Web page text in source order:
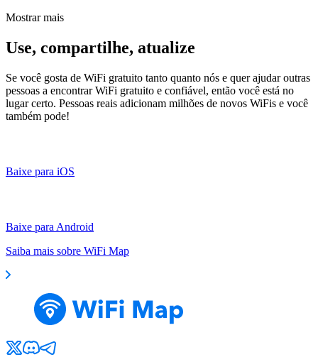
Mostrar mais
Use, compartilhe, atualize
Se você gosta de WiFi gratuito tanto quanto nós e quer ajudar outras
pessoas a encontrar WiFi gratuito e confiável, então você está no
lugar certo. Pessoas reais adicionam milhões de novos WiFis e você
também pode!
Baixe para iOS
Baixe para Android
Saiba mais sobre WiFi Map